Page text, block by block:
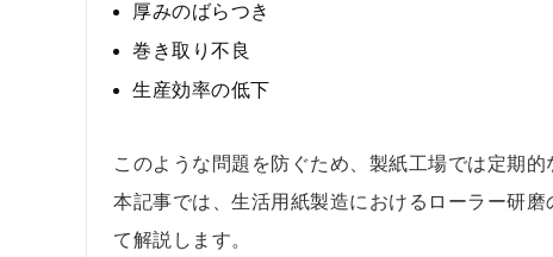
厚みのばらつき
巻き取り不良
生産効率の低下
このような問題を防ぐため、製紙工場では定期
本記事では、生活用紙製造におけるローラー研
て解説します。